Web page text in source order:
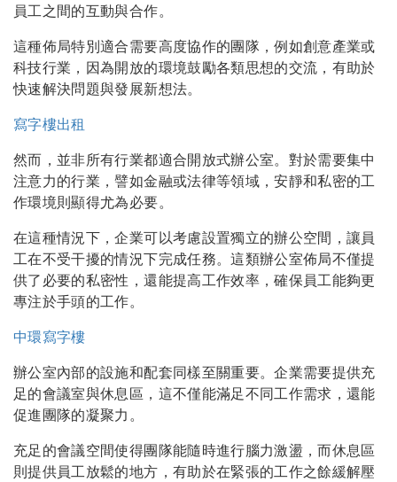
員工之間的互動與合作。
這種佈局特別適合需要高度協作的團隊，例如創意產業或
科技行業，因為開放的環境鼓勵各類思想的交流，有助於
快速解決問題與發展新想法。
寫字樓出租
然而，並非所有行業都適合開放式辦公室。對於需要集中
注意力的行業，譬如金融或法律等領域，安靜和私密的工
作環境則顯得尤為必要。
在這種情況下，企業可以考慮設置獨立的辦公空間，讓員
工在不受干擾的情況下完成任務。這類辦公室佈局不僅提
供了必要的私密性，還能提高工作效率，確保員工能夠更
專注於手頭的工作。
中環寫字樓
辦公室內部的設施和配套同樣至關重要。企業需要提供充
足的會議室與休息區，這不僅能滿足不同工作需求，還能
促進團隊的凝聚力。
充足的會議空間使得團隊能隨時進行腦力激盪，而休息區
則提供員工放鬆的地方，有助於在緊張的工作之餘緩解壓